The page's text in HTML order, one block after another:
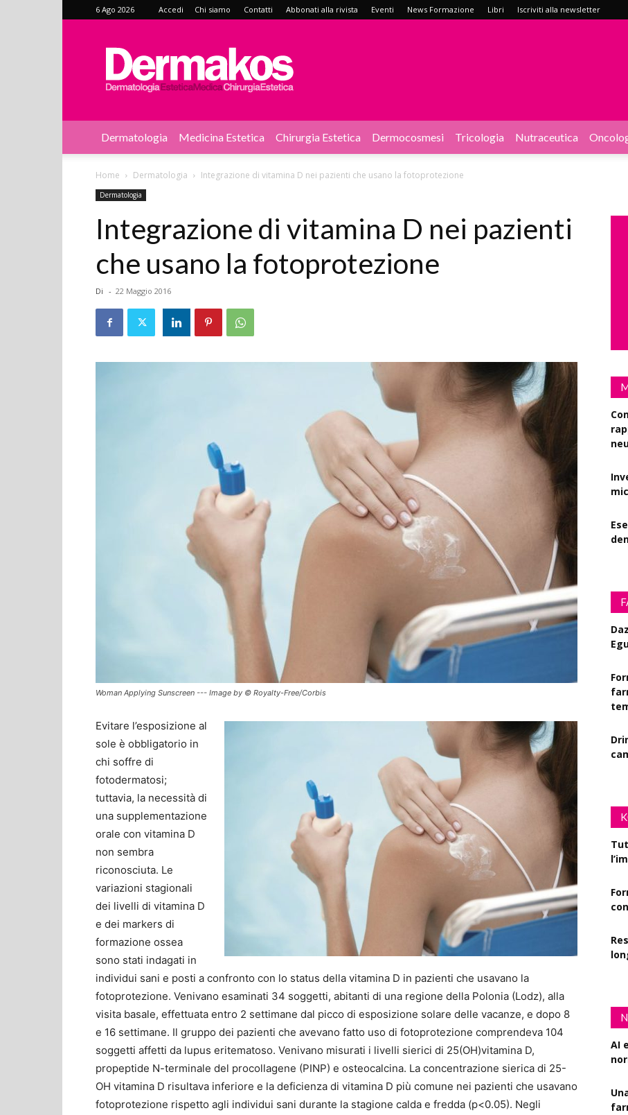
6 Ago 2026 Accedi Chi siamo Contatti Abbonati alla rivista Eventi News Formazione Libri Iscriviti alla newsletter
Dermakos
Dermatologia Medicina Estetica Chirurgia Estetica Dermocosmesi Tricologia Nutraceutica
Home Dermatologia Integrazione di vitamina D nei pazienti che usano la fotoprotezione
Dermatologia
Integrazione di vitamina D nei pazienti
che usano la fotoprotezione
Di - 22 Maggio 2016
Woman Applying Sunscreen --- Image by © Royalty-Free/Corbis
Evitare l’esposizione al
sole è obbligatorio in
chi soffre di
fotodermatosi;
tuttavia, la necessità di
una supplementazione
orale con vitamina D
non sembra
riconosciuta. Le
variazioni stagionali
dei livelli di vitamina D
e dei markers di
formazione ossea
sono stati indagati in
individui sani e posti a confronto con lo status della vitamina D in pazienti che usavano la
fotoprotezione. Venivano esaminati 34 soggetti, abitanti di una regione della Polonia (Lodz), alla
visita basale, effettuata entro 2 settimane dal picco di esposizione solare delle vacanze, e dopo 8
e 16 settimane. Il gruppo dei pazienti che avevano fatto uso di fotoprotezione comprendeva 104
soggetti affetti da lupus eritematoso. Venivano misurati i livelli sierici di 25(OH)vitamina D,
propeptide N-terminale del procollagene (PINP) e osteocalcina. La concentrazione sierica di 25-
OH vitamina D risultava inferiore e la deficienza di vitamina D più comune nei pazienti che usavano
fotoprotezione rispetto agli individui sani durante la stagione calda e fredda (p<0.05). Negli
AI